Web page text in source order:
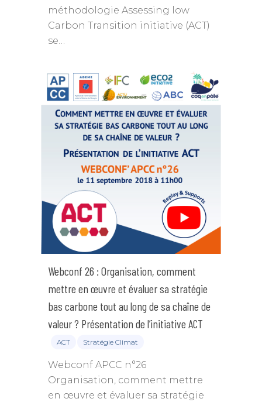
méthodologie Assessing low
Carbon Transition initiative (ACT)
se…
Webconf 26 : Organisation, comment
mettre en œuvre et évaluer sa stratégie
bas carbone tout au long de sa chaîne de
valeur ? Présentation de l’initiative ACT
ACT Stratégie Climat
Webconf APCC n°26
Organisation, comment mettre
en œuvre et évaluer sa stratégie